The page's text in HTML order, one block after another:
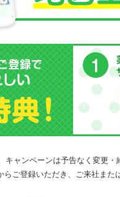
ャンペーンは予告なく変更・
ご登録いただき、ご来社また